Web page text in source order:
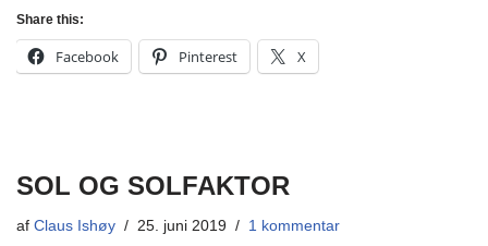
Share this:
Facebook Pinterest X
SOL OG SOLFAKTOR
af Claus Ishøy 25. juni 2019 1 kommentar